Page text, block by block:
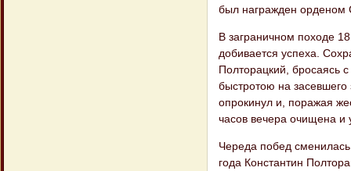
был награжден орденом
В заграничном походе
добивается успеха.
Полторацкий, бросаясь
быстротою на
опрокинул и, поражая
часов вечера очищена и
Череда побед
года Константин